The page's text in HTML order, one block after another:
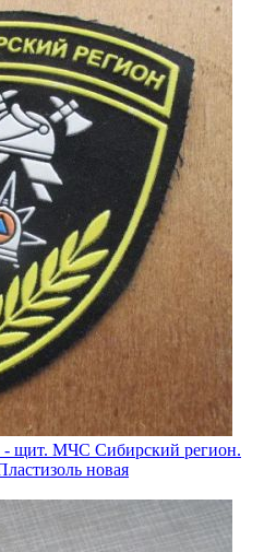
- щит. МЧС Сибирский регион.
новая